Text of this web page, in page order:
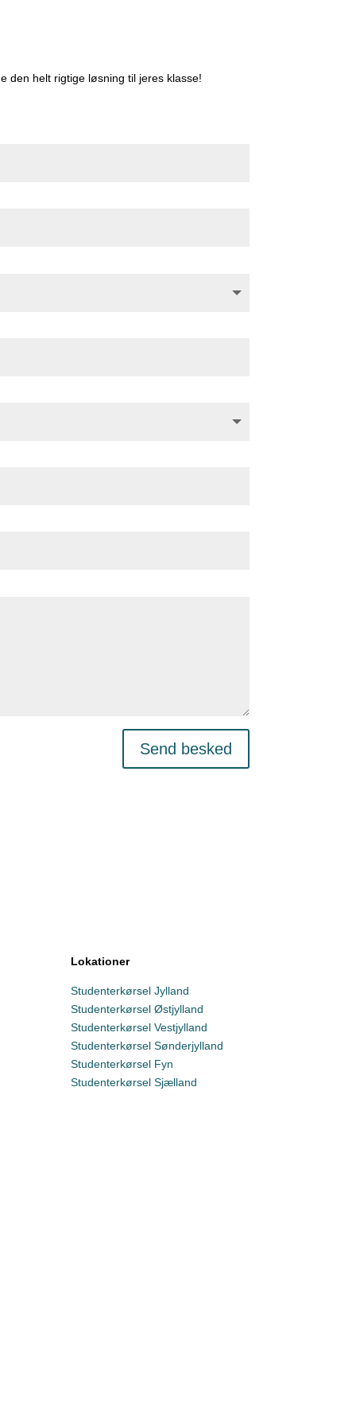
den helt rigtige løsning til jeres klasse!
Send besked
Lokationer
Studenterkørsel Jylland
Studenterkørsel Østjylland
Studenterkørsel Vestjylland
Studenterkørsel Sønderjylland
Studenterkørsel Fyn
Studenterkørsel Sjælland